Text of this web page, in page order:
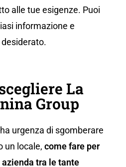
alle tue esigenze. Puoi
informazione e
La
Group
urgenza di sgomberare
un locale, come fare per
tra le tante